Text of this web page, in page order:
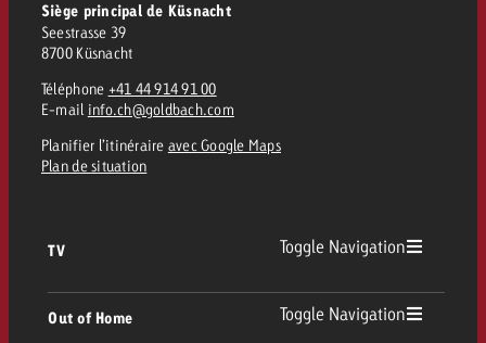
Siège principal de Küsnacht
Seestrasse 39
8700 Küsnacht
Téléphone +41 44 914 91 00
E-mail info.ch@goldbach.com
Planifier l’itinéraire avec Google Maps
Plan de situation
TV Toggle Navigation
Out of Home Toggle Navigation